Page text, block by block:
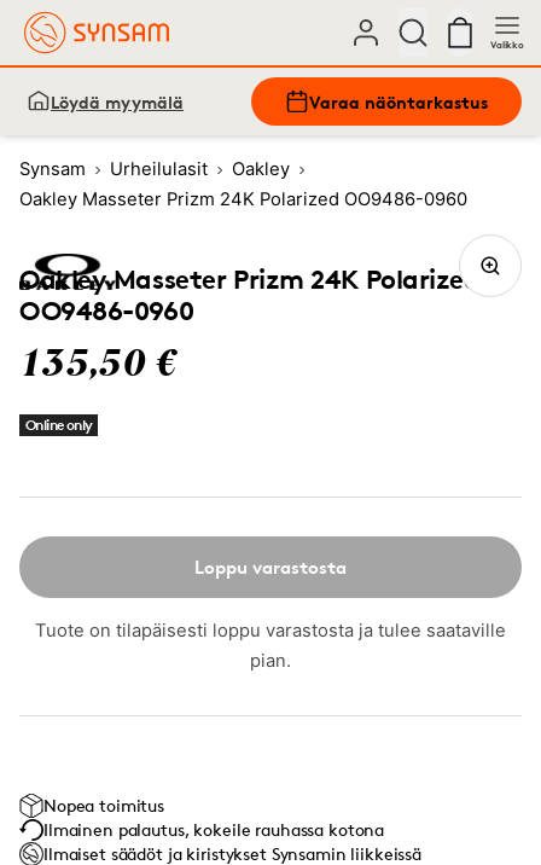
Valikko
Löydä myymälä Varaa näöntarkastus
Synsam Urheilulasit
Oakley
Oakley Masseter Prizm 24K Polarized OO9486-0960
Oakley Masseter Prizm 24K Polarized
OO9486-0960
135,50 €
Online only
Loppu varastosta
Tuote on tilapäisesti loppu varastosta ja tulee saataville
pian.
Nopea toimitus
Ilmainen palautus, kokeile rauhassa kotona
Ilmaiset säädöt ja kiristykset Synsamin liikkeissä